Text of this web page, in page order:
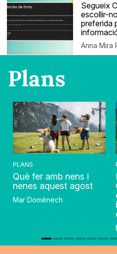
Segueix
escollir-
preferida
Anna Mira
Plans
PLANS
Què fer amb nens i
nenes aquest agost
Mar Domènech